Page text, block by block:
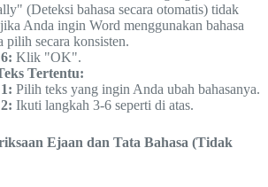
(Deteksi bahasa secara otomatis) tidak
Anda ingin Word menggunakan bahasa
pilih secara konsisten.
Klik "OK".
Tertentu:
Pilih teks yang ingin Anda ubah bahasanya.
Ikuti langkah 3-6 seperti di atas.
Ejaan dan Tata Bahasa (Tidak